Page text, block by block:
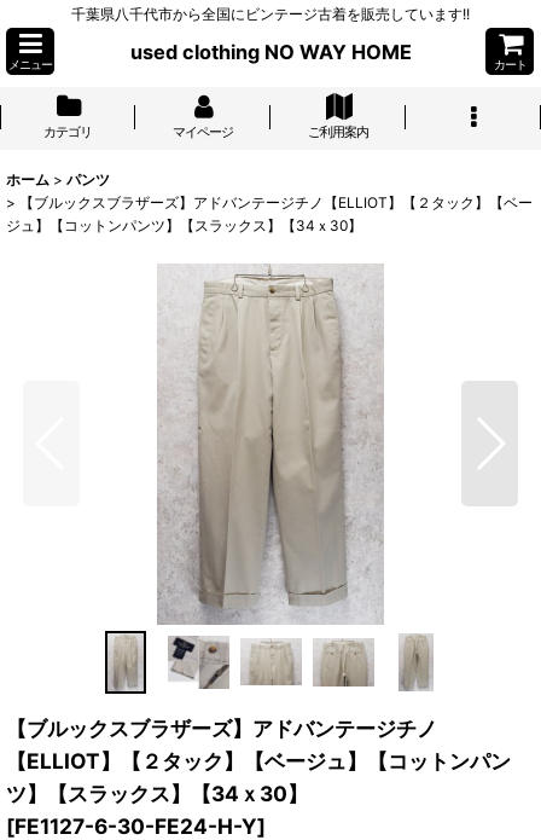
千葉県八千代市から全国にビンテージ古着を販売しています!!
メニュー
used clothing NO WAY HOME
カート
カテゴリ マイページ ご利用案内
ホーム > パンツ
>
【ブルックスブラザーズ】アドバンテージチノ【ELLIOT】【２タック】【ベー
ジュ】【コットンパンツ】【スラックス】【34ｘ30】
【ブルックスブラザーズ】アドバンテージチノ
【ELLIOT】【２タック】【ベージュ】【コットンパン
ツ】【スラックス】【34ｘ30】
[FE1127-6-30-FE24-H-Y]